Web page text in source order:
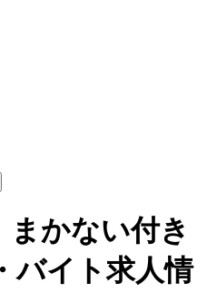
まかない付き
バイト求人情